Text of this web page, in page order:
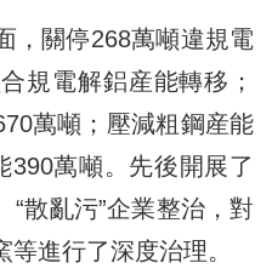
關停268萬噸違規電
規電解鋁産能轉移；
萬噸；壓減粗鋼産能
390萬噸。先後開展了
“散亂污”企業整治，對
進行了深度治理。